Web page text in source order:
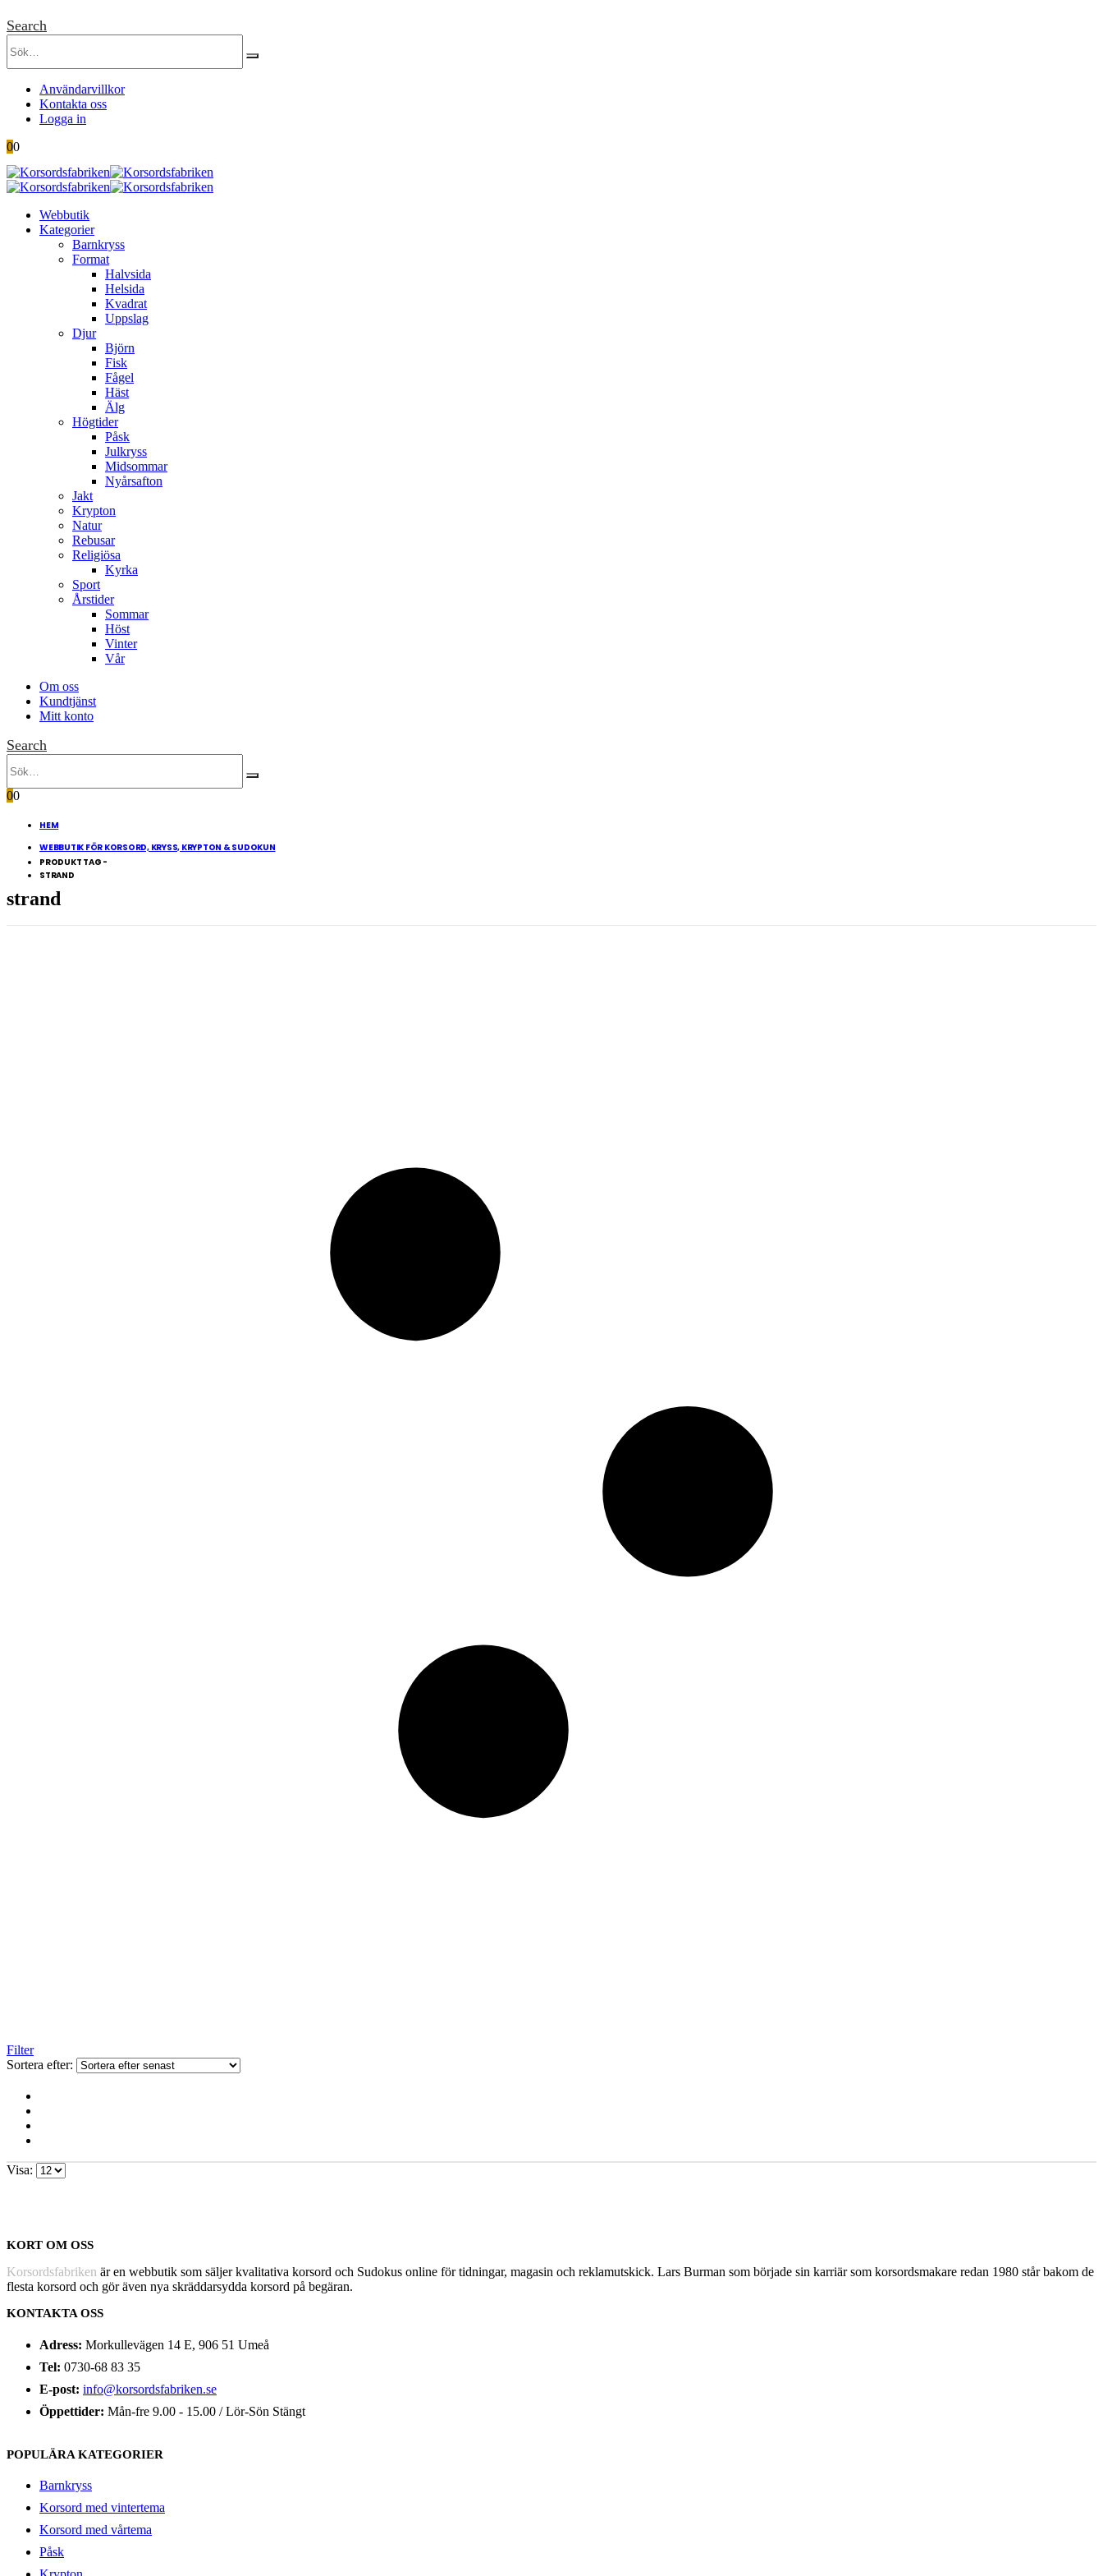
Search
Användarvillkor
Kontakta oss
Logga in
00
Webbutik
Kategorier
Barnkryss
Format
Halvsida
Helsida
Kvadrat
Uppslag
Djur
Björn
Fisk
Fågel
Häst
Älg
Högtider
Påsk
Julkryss
Midsommar
Nyårsafton
Jakt
Krypton
Natur
Rebusar
Religiösa
Kyrka
Sport
Årstider
Sommar
Höst
Vinter
Vår
Om oss
Kundtjänst
Mitt konto
Search
00
HEM
WEBBUTIK FÖR KORSORD, KRYSS, KRYPTON & SUDOKUN
PRODUKT TAG -
STRAND
strand
Filter
Sortera efter:
Visa:
KORT OM OSS
Korsordsfabriken är en webbutik som säljer kvalitativa korsord och Sudokus online för tidningar, magasin och reklamutskick. Lars Burman som började sin karriär som korsordsmakare redan 1980 står bakom de
flesta korsord och gör även nya skräddarsydda korsord på begäran.
KONTAKTA OSS
Adress: Morkullevägen 14 E, 906 51 Umeå
Tel: 0730-68 83 35
E-post: info@korsordsfabriken.se
Öppettider: Mån-fre 9.00 - 15.00 / Lör-Sön Stängt
POPULÄRA KATEGORIER
Barnkryss
Korsord med vintertema
Korsord med vårtema
Påsk